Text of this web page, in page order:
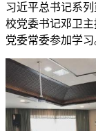
习近平总书记系
校党委书记邓卫
党委常委参加学习